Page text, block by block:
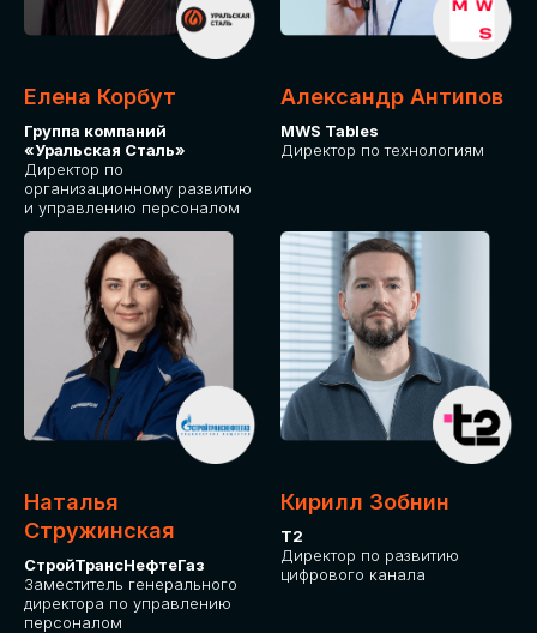
Елена Корбут
Группа компаний
«Уральская Сталь»
Директор по
организационному развитию
и управлению персоналом
Александр Антипов
MWS Tables
Директор по технологиям
Наталья
Стружинская
СтройТрансНефтеГаз
Заместитель генерального
директора по управлению
персоналом
Кирилл Зобнин
Т2
Директор по развитию
цифрового канала
Приглашаем стать спикером GLOBAL
TECH FORUM и поделиться своим
опытом и экспертизой. Будем рады
сотрудничеству!
СТАТЬ
СПИКЕРОМ
IT Solutions for Business